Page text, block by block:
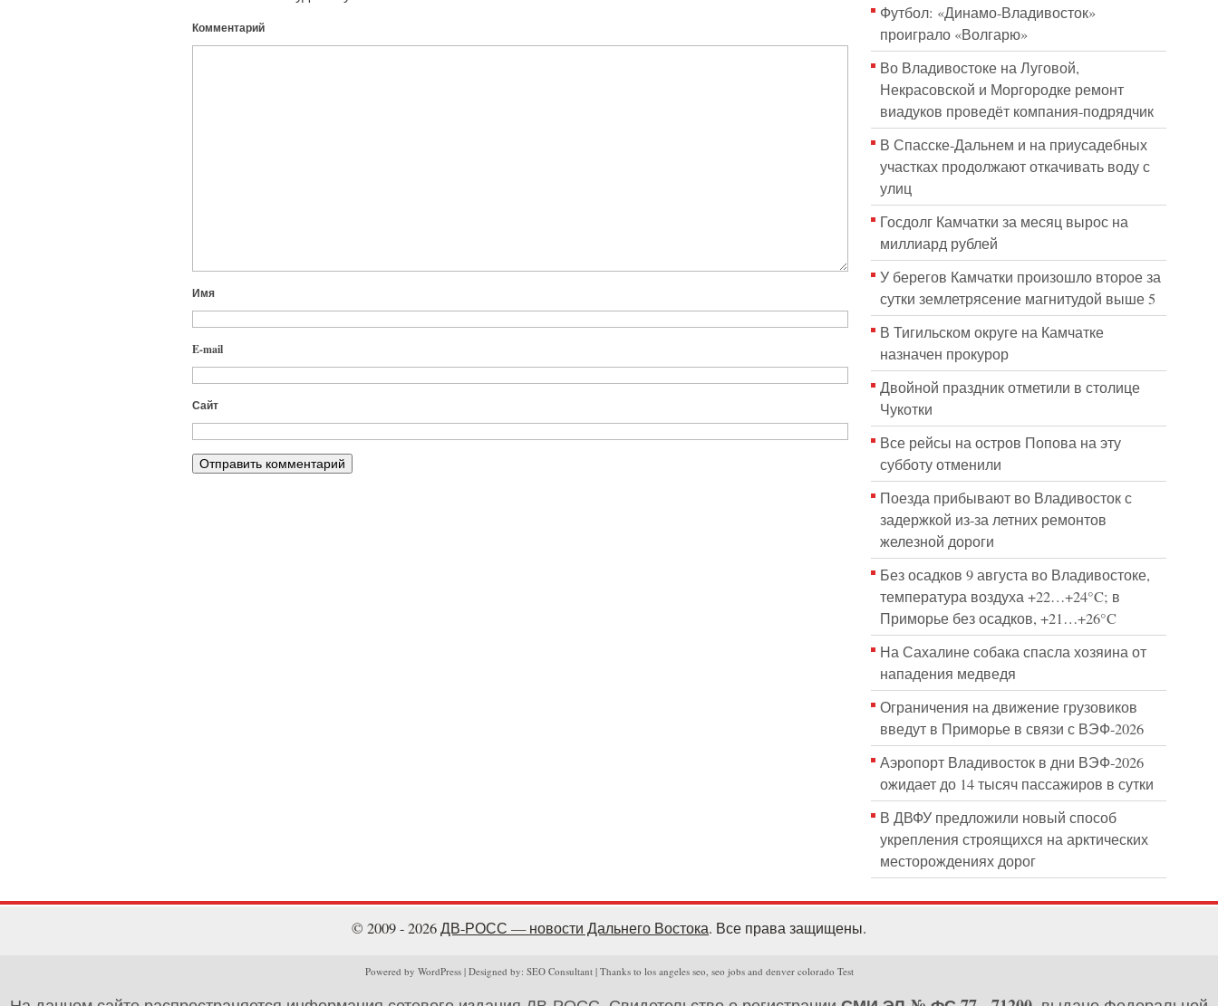
Комментарий
Имя
E-mail
Сайт
Футбол: «Динамо-Владивосток»
проиграло «Волгарю»
Во Владивостоке на Луговой,
Некрасовской и Моргородке ремонт
виадуков проведёт компания-подрядчик
В Спасске-Дальнем и на приусадебных
участках продолжают откачивать воду с
улиц
Госдолг Камчатки за месяц вырос на
миллиард рублей
У берегов Камчатки произошло второе за
сутки землетрясение магнитудой выше 5
В Тигильском округе на Камчатке
назначен прокурор
Двойной праздник отметили в столице
Чукотки
Все рейсы на остров Попова на эту
субботу отменили
Поезда прибывают во Владивосток с
задержкой из-за летних ремонтов
железной дороги
Без осадков 9 августа во Владивостоке,
температура воздуха +22…+24°C; в
Приморье без осадков, +21…+26°C
На Сахалине собака спасла хозяина от
нападения медведя
Ограничения на движение грузовиков
введут в Приморье в связи с ВЭФ-2026
Аэропорт Владивосток в дни ВЭФ-2026
ожидает до 14 тысяч пассажиров в сутки
В ДВФУ предложили новый способ
укрепления строящихся на арктических
месторождениях дорог
© 2009 - 2026ДВ-РОСС — новости Дальнего Востока. Все права защищены.
Powered by WordPress | Designed by: SEO Consultant | Thanks to los angeles seo, seo jobs and denver colorado Test